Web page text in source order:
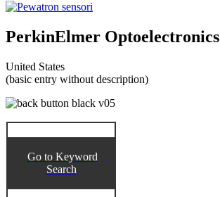
PerkinElmer Optoelectronics
United States
(basic entry without description)
Go to Keyword
Search